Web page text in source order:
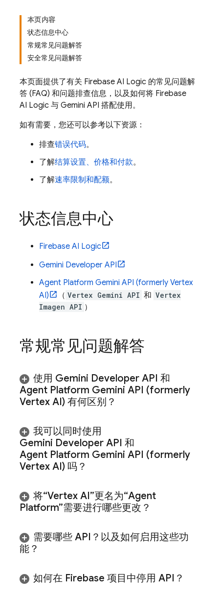
本页内容
状态信息中心
常规常见问题解答
安全常见问题解答
本页面提供了有关 Firebase AI Logic 的常见问题解
答 (FAQ) 和问题排查信息，以及如何将 Firebase
AI Logic 与 Gemini API 搭配使用。
如有需要，您还可以参考以下资源：
排查错误代码。
了解结算设置、价格和付款。
了解速率限制和配额。
状态信息中心
Firebase AI Logic
Gemini Developer API
Agent Platform Gemini API (formerly Vertex
AI)
（ Vertex Gemini API 和 Vertex
Imagen API ）
常规常见问题解答
使用 Gemini Developer API 和
Agent Platform Gemini API (formerly
Vertex AI) 有何区别？
我可以同时使用
Gemini Developer API 和
Agent Platform Gemini API (formerly
Vertex AI) 吗？
将“Vertex AI”更名为“Agent
Platform”需要进行哪些更改？
需要哪些 API？以及如何启用这些功
能？
如何在 Firebase 项目中停用 API？